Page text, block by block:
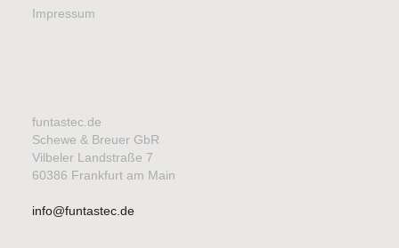
Impressum
funtastec.de
Schewe & Breuer GbR
Vilbeler Landstraße 7
60386 Frankfurt am Main
info@funtastec.de